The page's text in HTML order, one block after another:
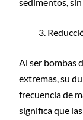
sedimentos,
Al ser bombas
extremas, su
frecuencia de
significa que